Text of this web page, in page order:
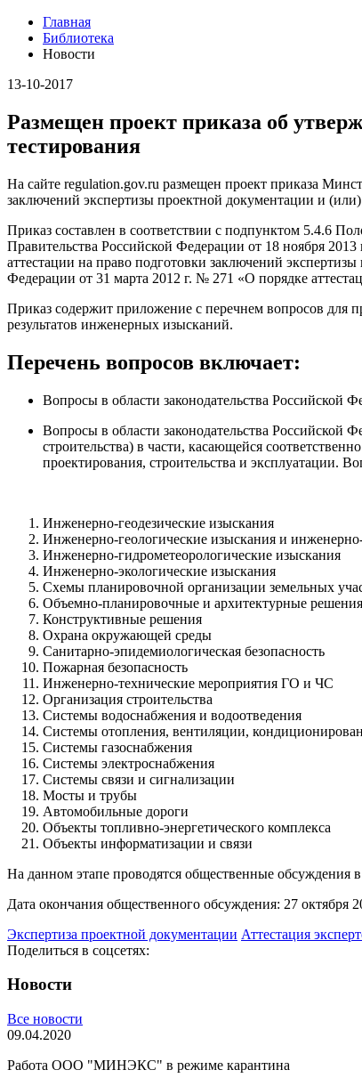
Главная
Библиотека
Новости
13-10-2017
Размещен проект приказа об
тестирования
На сайте regulation.gov.ru размещен проект приказа
заключений экспертизы проектной документации и
Приказ составлен в соответствии с подпунктом 5.4.6
Правительства Российской Федерации от 18 ноября
аттестации на право подготовки заключений
Федерации от 31 марта 2012 г. № 271 «О порядке
Приказ содержит приложение с перечнем вопросов для
результатов инженерных изысканий.
Перечень вопросов включает:
Вопросы в области законодательства Российской
Вопросы в области законодательства Российской
строительства) в части, касающейся
проектирования, строительства и эксплуатации.
Инженерно-геодезические изыскания
Инженерно-геологические изыскания и
Инженерно-гидрометеорологические изыскания
Инженерно-экологические изыскания
Схемы планировочной организации земельных
Объемно-планировочные и архитектурные решения
Конструктивные решения
Охрана окружающей среды
Санитарно-эпидемиологическая безопасность
Пожарная безопасность
Инженерно-технические мероприятия ГО и ЧС
Организация строительства
Системы водоснабжения и водоотведения
Системы отопления, вентиляции,
Системы газоснабжения
Системы электроснабжения
Системы связи и сигнализации
Мосты и трубы
Автомобильные дороги
Объекты топливно-энергетического комплекса
Объекты информатизации и связи
На данном этапе проводятся общественные обсуждения
Дата окончания общественного обсуждения: 27 октября
Экспертиза проектной документации Аттестация
Поделиться в соцсетях:
Новости
Все новости
09.04.2020
Работа ООО "МИНЭКС" в режиме карантина